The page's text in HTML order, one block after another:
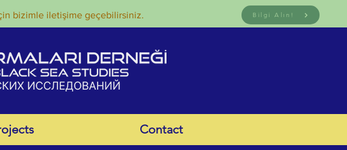
için bizimle iletişime geçebilirsiniz. Bilgi Alın!
Contact